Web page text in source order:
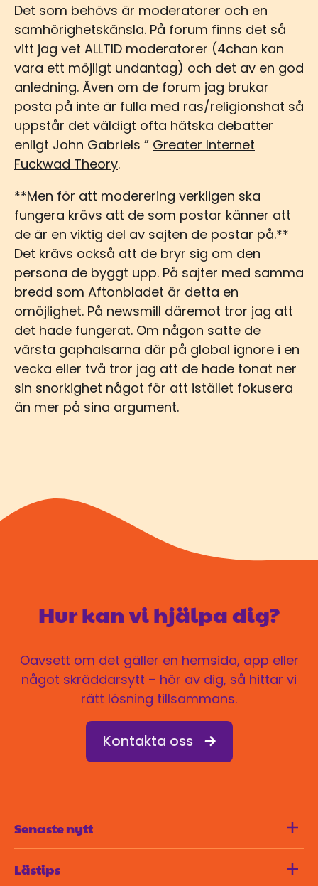
Det som behövs är moderatorer och en
samhörighetskänsla. På forum finns det så
vitt jag vet ALLTID moderatorer (4chan kan
vara ett möjligt undantag) och det av en god
anledning. Även om de forum jag brukar
posta på inte är fulla med ras/religionshat så
uppstår det väldigt ofta hätska debatter
enligt John Gabriels ” Greater Internet
Fuckwad Theory.
**Men för att moderering verkligen ska
fungera krävs att de som postar känner att
de är en viktig del av sajten de postar på.**
Det krävs också att de bryr sig om den
persona de byggt upp. På sajter med samma
bredd som Aftonbladet är detta en
omöjlighet. På newsmill däremot tror jag att
det hade fungerat. Om någon satte de
värsta gaphalsarna där på global ignore i en
vecka eller två tror jag att de hade tonat ner
sin snorkighet något för att istället fokusera
än mer på sina argument.
Hur kan vi hjälpa dig?
Oavsett om det gäller en hemsida, app eller
något skräddarsytt – hör av dig, så hittar vi
rätt lösning tillsammans.
Kontakta oss
Senaste nytt
Lästips